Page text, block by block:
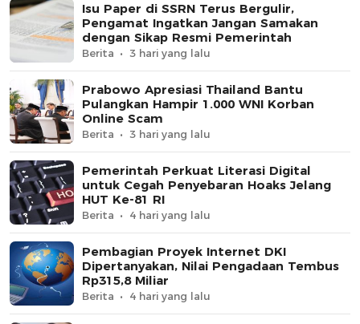
Isu Paper di SSRN Terus Bergulir,
Pengamat Ingatkan Jangan Samakan
dengan Sikap Resmi Pemerintah
Berita 3 hari yang lalu
Prabowo Apresiasi Thailand Bantu
Pulangkan Hampir 1.000 WNI Korban
Online Scam
Berita 3 hari yang lalu
Pemerintah Perkuat Literasi Digital
untuk Cegah Penyebaran Hoaks Jelang
HUT Ke-81 RI
Berita 4 hari yang lalu
Pembagian Proyek Internet DKI
Dipertanyakan, Nilai Pengadaan Tembus
Rp315,8 Miliar
Berita 4 hari yang lalu